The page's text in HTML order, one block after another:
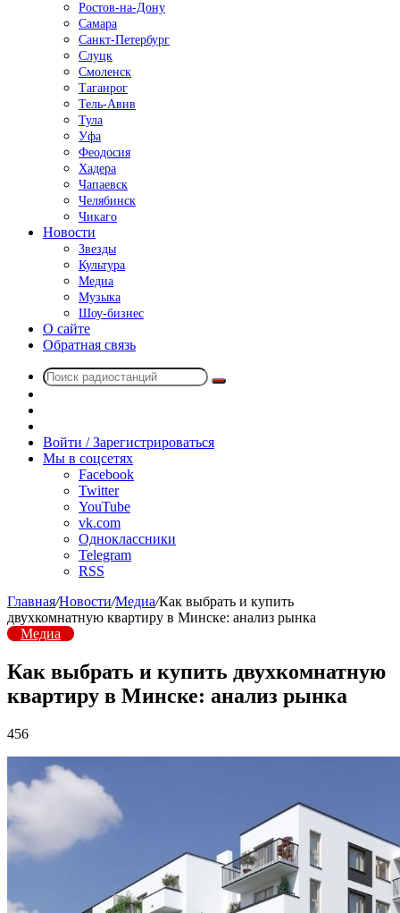
Ростов-на-Дону
Самара
Санкт-Петербург
Слуцк
Смоленск
Таганрог
Тель-Авив
Тула
Уфа
Феодосия
Хадера
Чапаевск
Челябинск
Чикаго
Новости
Звезды
Культура
Медиа
Музыка
Шоу-бизнес
О сайте
Обратная связь
Поиск
радио
Войти / Зарегистрироваться
Мы в соцсетях
Facebook
Twitter
YouTube
vk.com
Одноклассники
Telegram
RSS
Главная/Новости/Медиа/Как выбрать и купить
двухкомнатную квартиру в Минске: анализ рынка
Медиа
Как выбрать и купить двухкомнатную
квартиру в Минске: анализ рынка
456